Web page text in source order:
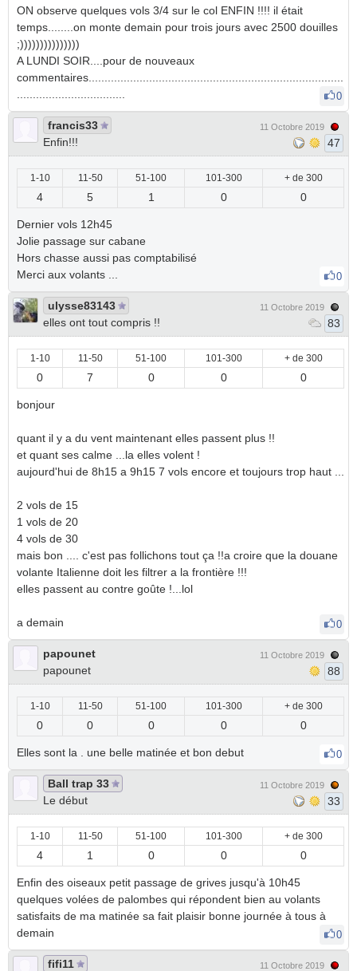
ON observe quelques vols 3/4 sur le col ENFIN !!!! il était
temps........on monte demain pour trois jours avec 2500 douilles
;)))))))))))))))
A LUNDI SOIR....pour de nouveaux
commentaires................................................................................
0
francis33
Enfin!!!
11 Octobre 2019
47
1-10 11-50 51-100 101-300 + de 300
4 5 1 0 0
Dernier vols 12h45
Jolie passage sur cabane
Hors chasse aussi pas comptabilisé
Merci aux volants ...
0
ulysse83143
elles ont tout compris !!
11 Octobre 2019
83
1-10 11-50 51-100 101-300 + de 300
0 7 0 0 0
bonjour
quant il y a du vent maintenant elles passent plus !!
et quant ses calme ...la elles volent !
aujourd'hui de 8h15 a 9h15 7 vols encore et toujours trop haut ...
2 vols de 15
1 vols de 20
4 vols de 30
mais bon .... c'est pas follichons tout ça !!a croire que la douane
volante Italienne doit les filtrer a la frontière !!!
elles passent au contre goûte !...lol
a demain 0
papounet
papounet
11 Octobre 2019
88
1-10 11-50 51-100 101-300 + de 300
0 0 0 0 0
Elles sont la . une belle matinée et bon debut 0
Ball trap 33
Le début
11 Octobre 2019
33
1-10 11-50 51-100 101-300 + de 300
4 1 0 0 0
Enfin des oiseaux petit passage de grives jusqu'à 10h45
quelques volées de palombes qui répondent bien au volants
satisfaits de ma matinée sa fait plaisir bonne journée à tous à
demain
0
fifi11
11 Octobre 2019